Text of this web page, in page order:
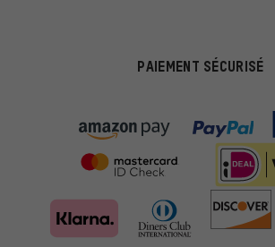
PAIEMENT SÉCURISÉ